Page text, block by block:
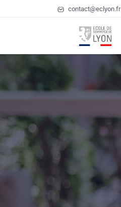
contact@eclyon.fr